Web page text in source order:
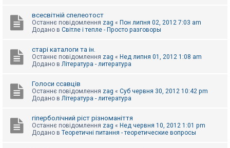
всесвітній спелеотост
Останнє повідомлення zag « Пон липня 02, 2012 7:03 am
Додано в Світле і тепле - Просто разговоры
старі каталоги та ін.
Останнє повідомлення zag « Нед липня 01, 2012 1:08 am
Додано в Література - литература
Голоси ссавців
Останнє повідомлення zag « Суб червня 30, 2012 10:42 pm
Додано в Література - литература
гіперболічний ріст різноманіття
Останнє повідомлення zag « Нед червня 10, 2012 1:01 pm
Додано в Теоретичні питання - теоретические вопросы